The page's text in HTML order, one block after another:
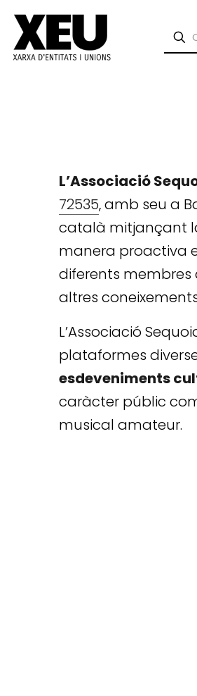
L’Associació
72535, amb seu a
català mitjançant
manera proactiva
diferents membres
altres
L’Associació
plataformes
esdeveniments
caràcter públic
musical amateur.